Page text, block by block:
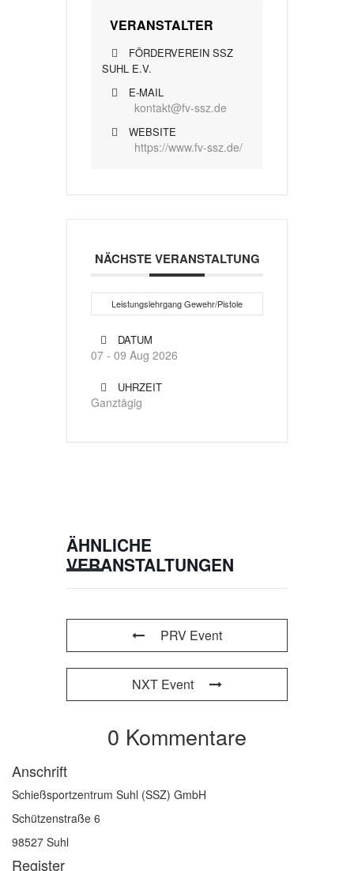
VERANSTALTER
FÖRDERVEREIN SSZ
SUHL E.V.
E-MAIL
kontakt@fv-ssz.de
WEBSITE
https://www.fv-ssz.de/
NÄCHSTE VERANSTALTUNG
Leistungslehrgang Gewehr/Pistole
DATUM
07 - 09 Aug 2026
UHRZEIT
Ganztägig
ÄHNLICHE
VERANSTALTUNGEN
PRV Event
NXT Event
0 Kommentare
Anschrift
Schießsportzentrum Suhl (SSZ) GmbH
Schützenstraße 6
98527 Suhl
Register